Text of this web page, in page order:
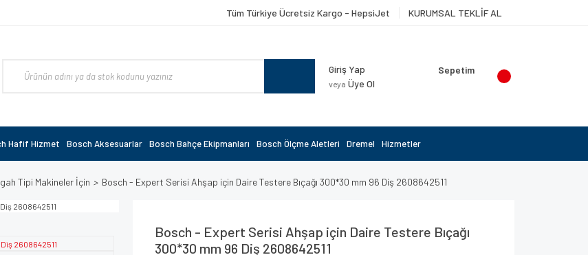
Tüm Türkiye Ücretsiz Kargo - HepsiJet KURUMSAL TEKLİF AL
Giriş Yap
veya Üye Ol
Sepetim
Hafif Hizmet Bosch Aksesuarlar Bosch Bahçe Ekipmanları Bosch Ölçme Aletleri Dremel Hizmetler
Tipi Makineler İçin Bosch - Expert Serisi Ahşap için Daire Testere Bıçağı 300*30 mm 96 Diş 2608642511
Bosch - Expert Serisi Ahşap için Daire Testere Bıçağı
300*30 mm 96 Diş 2608642511